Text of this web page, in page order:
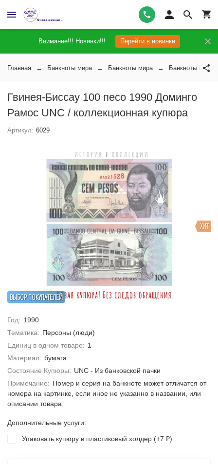
Внимание!!! Новинки!!! Перейти в новинки
Главная Банкноты мира Банкноты мира Банкноты
Гвинея-Биссау 100 песо 1990 Доминго
Рамос UNC / коллекционная купюра
Артикул: 6029
ВЫБОР ПОКУПАТЕЛЕЙ
ХИТ
Год: 1990
Тематика: Персоны (люди)
Единиц в одном товаре: 1
Материал: бумага
Состояние Купюры: UNC - Из банковской пачки
Примечание: Номер и серия на банкноте может отличатся от
номера на картинке, если иное не указанно в названии, или
описании товара
Дополнительные услуги:
Упаковать купюру в пластиковый холдер (+7 ₽)